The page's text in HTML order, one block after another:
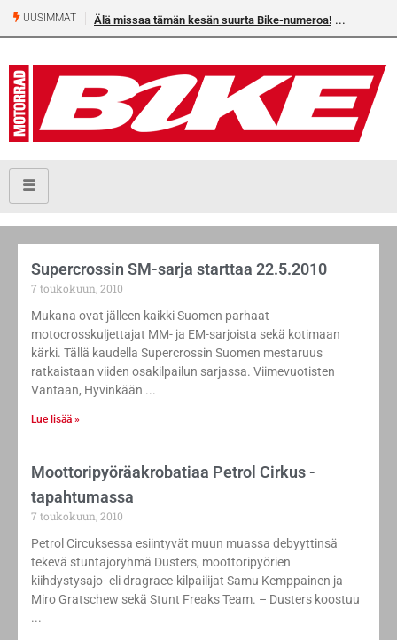
UUSIMMAT Älä missaa tämän kesän suurta Bike-numeroa!
Supercrossin SM-sarja starttaa 22.5.2010
7 toukokuun, 2010
Mukana ovat jälleen kaikki Suomen parhaat
motocrosskuljettajat MM- ja EM-sarjoista sekä kotimaan
kärki. Tällä kaudella Supercrossin Suomen mestaruus
ratkaistaan viiden osakilpailun sarjassa. Viimevuotisten
Vantaan, Hyvinkään
Lue lisää »
Moottoripyöräakrobatiaa Petrol Cirkus -
tapahtumassa
7 toukokuun, 2010
Petrol Circuksessa esiintyvät muun muassa debyyttinsä
tekevä stuntajoryhmä Dusters, moottoripyörien
kiihdystysajo- eli dragrace-kilpailijat Samu Kemppainen ja
Miro Gratschew sekä Stunt Freaks Team. – Dusters koostuu